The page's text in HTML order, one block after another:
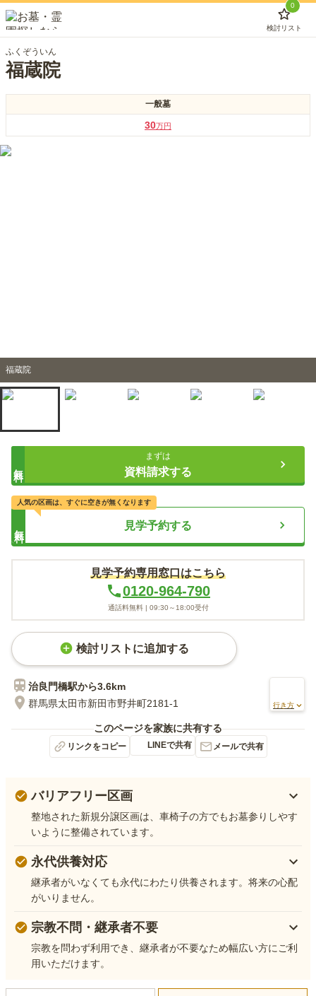
0
検討リスト
ふくぞういん
福蔵院
一般墓
30万円
福蔵院
まずは
資料請求する
見学予約する
人気の区画は、すぐに空きが無くなります
見学予約専用窓口はこちら
0120-964-790
通話料無料 | 09:30～18:00受付
検討リストに追加する
治良門橋駅から3.6km
群馬県太田市新田市野井町2181-1
行き方
このページを家族に共有する
リンクをコピー LINEで共有 メールで共有
バリアフリー区画
整地された新規分譲区画は、車椅子の方でもお墓参りしやす
いように整備されています。
永代供養対応
継承者がいなくても永代にわたり供養されます。将来の心配
がいりません。
宗教不問・継承者不要
宗教を問わず利用でき、継承者が不要なため幅広い方にご利
用いただけます。